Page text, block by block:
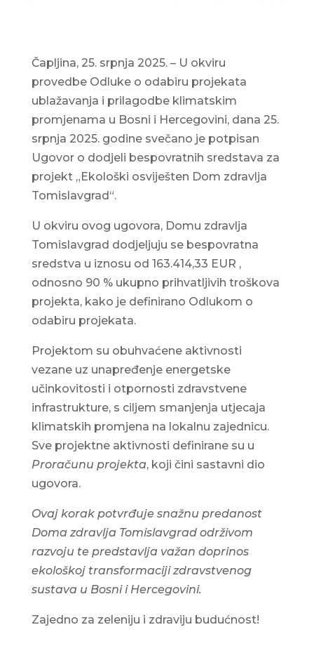
Čapljina, 25. srpnja 2025. – U okviru
provedbe Odluke o odabiru projekata
ublažavanja i prilagodbe klimatskim
promjenama u Bosni i Hercegovini, dana 25.
srpnja 2025. godine svečano je potpisan
Ugovor o dodjeli bespovratnih sredstava za
projekt „Ekološki osviješten Dom zdravlja
Tomislavgrad“.
U okviru ovog ugovora, Domu zdravlja
Tomislavgrad dodjeljuju se bespovratna
sredstva u iznosu od 163.414,33 EUR ,
odnosno 90 % ukupno prihvatljivih troškova
projekta, kako je definirano Odlukom o
odabiru projekata.
Projektom su obuhvaćene aktivnosti
vezane uz unapređenje energetske
učinkovitosti i otpornosti zdravstvene
infrastrukture, s ciljem smanjenja utjecaja
klimatskih promjena na lokalnu zajednicu.
Sve projektne aktivnosti definirane su u
Proračunu projekta, koji čini sastavni dio
ugovora.
Ovaj korak potvrđuje snažnu predanost
Doma zdravlja Tomislavgrad održivom
razvoju te predstavlja važan doprinos
ekološkoj transformaciji zdravstvenog
sustava u Bosni i Hercegovini.
Zajedno za zeleniju i zdraviju budućnost!